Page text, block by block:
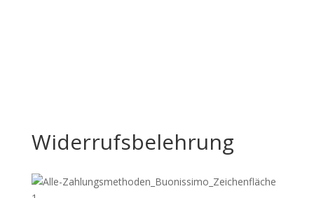
Widerrufsbelehrung